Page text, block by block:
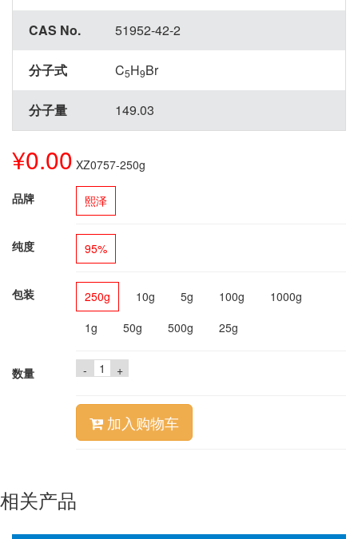
CAS No. 51952-42-2
分子式 C5H9Br
分子量 149.03
¥0.00 XZ0757-250g
品牌 熙泽
纯度 95%
包装 250g 10g 5g 100g
1000g
1g
50g 500g 25g
数量 - +
加入购物车
相关产品